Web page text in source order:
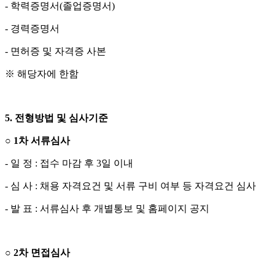
- 학력증명서(졸업증명서)
- 경력증명서
- 면허증 및 자격증 사본
※ 해당자에 한함
5. 전형방법 및 심사기준
○ 1차 서류심사
- 일 정 : 접수 마감 후 3일 이내
- 심 사 : 채용 자격요건 및 서류 구비 여부 등 자격요건 심사
- 발 표 : 서류심사 후 개별통보 및 홈페이지 공지
○ 2차 면접심사